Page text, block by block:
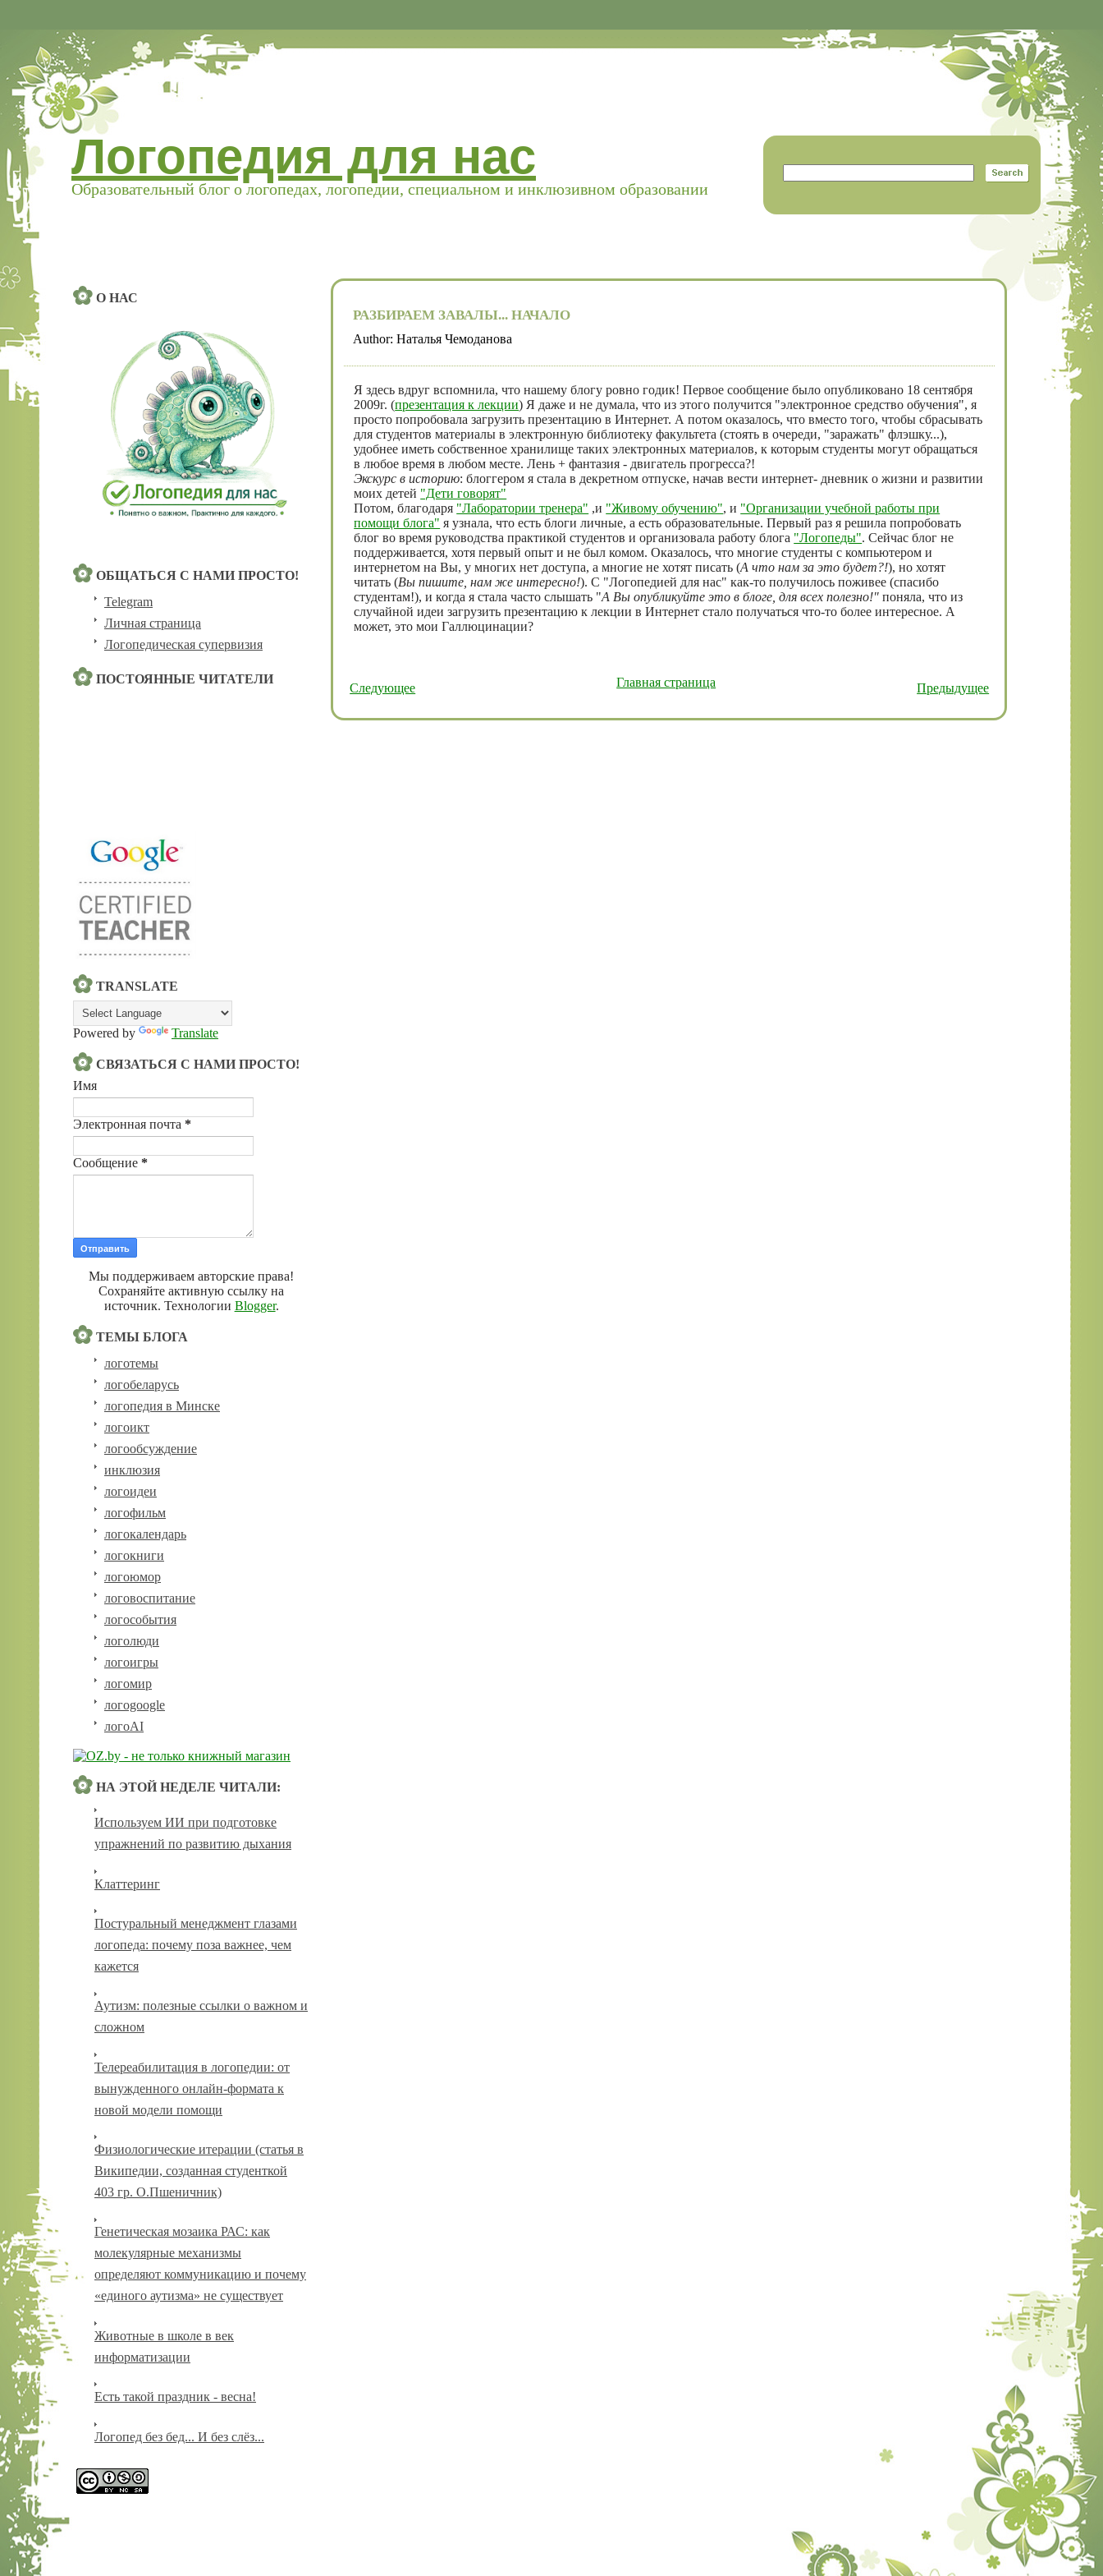
Логопедия для нас
Образовательный блог о логопедах, логопедии, специальном и инклюзивном образовании
О НАС
ОБЩАТЬСЯ С НАМИ ПРОСТО!
Telegram
Личная страница
Логопедическая супервизия
ПОСТОЯННЫЕ ЧИТАТЕЛИ
TRANSLATE
Powered by Translate
СВЯЗАТЬСЯ С НАМИ ПРОСТО!
Имя
Электронная почта *
Сообщение *
Мы поддерживаем авторские права!
Сохраняйте активную ссылку на
источник. Технологии Blogger.
ТЕМЫ БЛОГА
логотемы
логобеларусь
логопедия в Минске
логоикт
логообсуждение
инклюзия
логоидеи
логофильм
логокалендарь
логокниги
логоюмор
логовоспитание
логособытия
логолюди
логоигры
логомир
логоgoogle
логоAI
НА ЭТОЙ НЕДЕЛЕ ЧИТАЛИ:
Используем ИИ при подготовке
упражнений по развитию дыхания
Клаттеринг
Постуральный менеджмент глазами
логопеда: почему поза важнее, чем
кажется
Аутизм: полезные ссылки о важном и
сложном
Телереабилитация в логопедии: от
вынужденного онлайн-формата к
новой модели помощи
Физиологические итерации (статья в
Википедии, созданная студенткой
403 гр. О.Пшеничник)
Генетическая мозаика РАС: как
молекулярные механизмы
определяют коммуникацию и почему
«единого аутизма» не существует
Животные в школе в век
информатизации
Есть такой праздник - весна!
Логопед без бед... И без слёз...
РАЗБИРАЕМ ЗАВАЛЫ... НАЧАЛО
Author:Наталья Чемоданова
Я здесь вдруг вспомнила, что нашему блогу ровно годик! Первое сообщение было опубликовано 18 сентября
2009г. (презентация к лекции) Я даже и не думала, что из этого получится "электронное средство обучения", я
просто попробовала загрузить презентацию в Интернет. А потом оказалось, что вместо того, чтобы сбрасывать
для студентов материалы в электронную библиотеку факультета (стоять в очереди, "заражать" флэшку...),
удобнее иметь собственное хранилище таких электронных материалов, к которым студенты могут обращаться
в любое время в любом месте. Лень + фантазия - двигатель прогресса?!
Экскурс в историю: блоггером я стала в декретном отпуске, начав вести интернет- дневник о жизни и развитии
моих детей "Дети говорят"
Потом, благодаря "Лаборатории тренера" ,и "Живому обучению", и "Организации учебной работы при
помощи блога" я узнала, что есть блоги личные, а есть образовательные. Первый раз я решила попробовать
блог во время руководства практикой студентов и организовала работу блога "Логопеды". Сейчас блог не
поддерживается, хотя первый опыт и не был комом. Оказалось, что многие студенты с компьютером и
интернетом на Вы, у многих нет доступа, а многие не хотят писать (А что нам за это будет?!), но хотят
читать (Вы пишите, нам же интересно!). С "Логопедией для нас" как-то получилось поживее (спасибо
студентам!), и когда я стала часто слышать "А Вы опубликуйте это в блоге, для всех полезно!" поняла, что из
случайной идеи загрузить презентацию к лекции в Интернет стало получаться что-то более интересное. А
может, это мои Галлюцинации?
Следующее Предыдущее
Главная страница